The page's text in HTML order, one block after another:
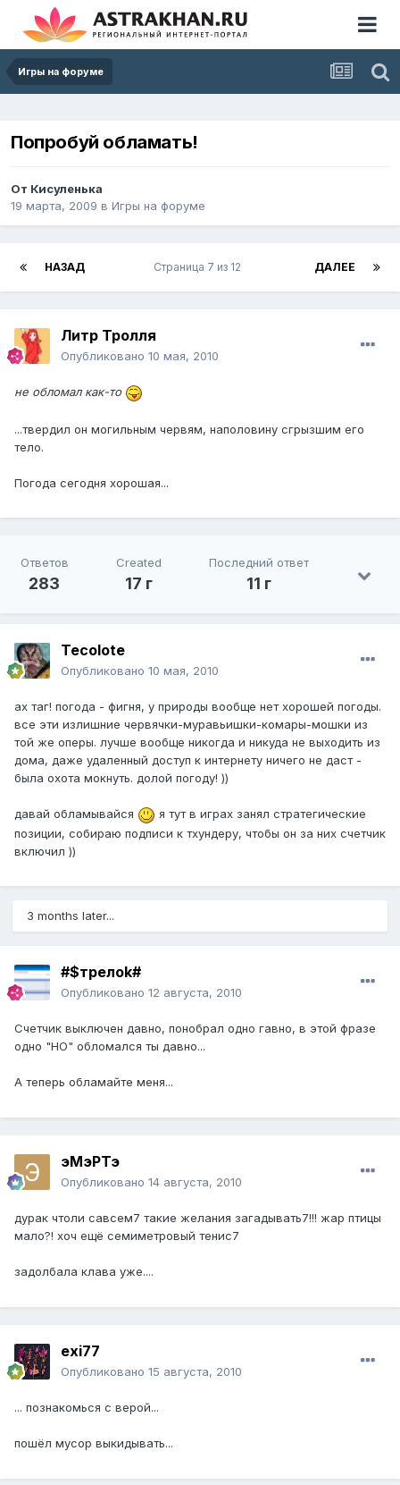
Игры на форуме
Попробуй обламать!
От Кисуленька
19 марта, 2009 в Игры на форуме
НАЗАД ДАЛЕЕ
Страница 7 из 12
Литр Тролля
Опубликовано 10 мая, 2010
не обломал как-то
...твердил он могильным червям, наполовину сгрызшим его
тело.
Погода сегодня хорошая...
Ответов
283
Created
17 г
Последний ответ
11 г
Tecolote
Опубликовано 10 мая, 2010
ах таг! погода - фигня, у природы вообще нет хорошей погоды.
все эти излишние червячки-муравьишки-комары-мошки из
той же оперы. лучше вообще никогда и никуда не выходить из
дома, даже удаленный доступ к интернету ничего не даст -
была охота мокнуть. долой погоду! ))
давай обламывайся
я тут в играх занял стратегические
позиции, собираю подписи к тхундеру, чтобы он за них счетчик
включил ))
3 months later...
#$трелоk#
Опубликовано 12 августа, 2010
Счетчик выключен давно, понобрал одно гавно, в этой фразе
одно "НО" обломался ты давно...
А теперь обламайте меня...
эМэРТэ
Опубликовано 14 августа, 2010
дурак чтоли савсем7 такие желания загадывать7!!! жар птицы
мало?! хоч ещё семиметровый тенис7
задолбала клава уже....
exi77
Опубликовано 15 августа, 2010
... познакомься с верой...
пошёл мусор выкидывать...